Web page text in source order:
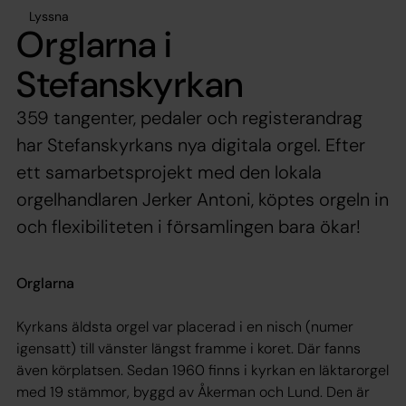
Lyssna
Orglarna i
Stefanskyrkan
359 tangenter, pedaler och registerandrag
har Stefanskyrkans nya digitala orgel. Efter
ett samarbetsprojekt med den lokala
orgelhandlaren Jerker Antoni, köptes orgeln in
och flexibiliteten i församlingen bara ökar!
Orglarna
Kyrkans äldsta orgel var placerad i en nisch (numer
igensatt) till vänster längst framme i koret. Där fanns
även körplatsen. Sedan 1960 finns i kyrkan en läktarorgel
med 19 stämmor, byggd av Åkerman och Lund. Den är